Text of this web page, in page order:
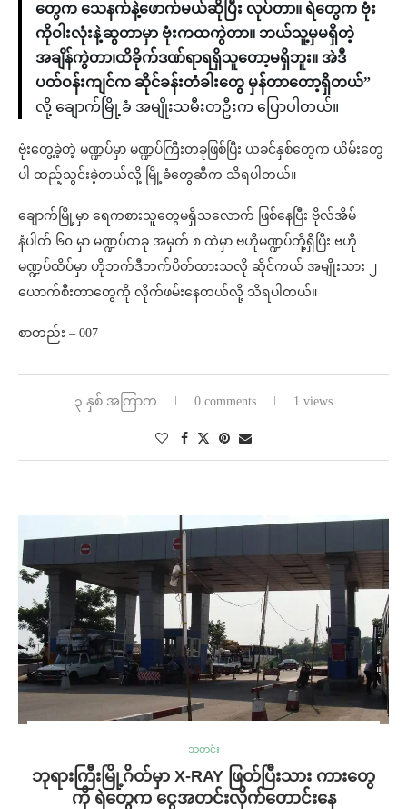
တွေက သေနက်နဲ့ဖောက်မယ်ဆိုပြီး လုပ်တာ။ ရဲတွေက ဗုံး
ကိုဝါးလုံးနဲ့ဆွတာမှာ ဗုံးကထကွဲတာ။ ဘယ်သူ့မှမရှိတဲ့
အချိန်ကွဲတာ၊ထိခိုက်ဒဏ်ရာရရှိသူတော့မရှိဘူး။ အဲဒီ
ပတ်ဝန်းကျင်က ဆိုင်ခန်းတံခါးတွေ မှန်တာတော့ရှိတယ်”
လို့ ချောက်မြို့ခံ အမျိုးသမီးတဦးက ပြောပါတယ်။
ဗုံးတွေ့ခဲ့တဲ့ မဏ္ဍပ်မှာ မဏ္ဍပ်ကြီးတခုဖြစ်ပြီး ယခင်နှစ်တွေက ယိမ်းတွေ
ပါ ထည့်သွင်းခဲ့တယ်လို့ မြို့ခံတွေဆီက သိရပါတယ်။
ချောက်မြို့မှာ ရေကစားသူတွေမရှိသလောက် ဖြစ်နေပြီး ဗိုလ်အိမ်
နံပါတ် ၆၀ မှာ မဏ္ဍပ်တခု အမှတ် ၈ ထဲမှာ ဗဟိုမဏ္ဍပ်တို့ရှိပြီး ဗဟို
မဏ္ဍပ်ထိပ်မှာ ဟိုဘက်ဒီဘက်ပိတ်ထားသလို ဆိုင်ကယ် အမျိုးသား ၂
ယောက်စီးတာတွေကို လိုက်ဖမ်းနေတယ်လို့ သိရပါတယ်။
စာတည်း – 007
၃ နှစ် အကြာက 0 comments 1 views
သတင်း
ဘုရားကြီးမြို့ဂိတ်မှာ X-RAY ဖြတ်ပြီးသား ကားတွေ
ကို ရဲတွေက ငွေအတင်းလိုက်တောင်းနေ